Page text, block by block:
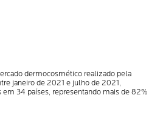
dermocosmético realizado pela
janeiro de 2021 e julho de 2021,
34 países, representando mais de 82%